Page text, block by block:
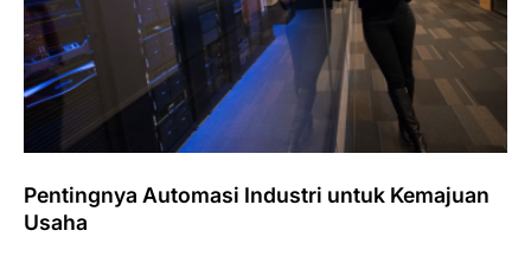
Pentingnya Automasi Industri untuk Kemajuan
Usaha